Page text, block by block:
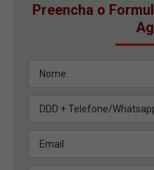
Preencha o